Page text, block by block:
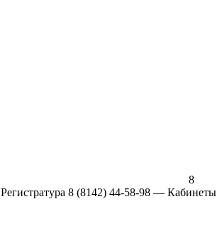
8
Регистратура 8 (8142) 44-58-98 — Кабинеты